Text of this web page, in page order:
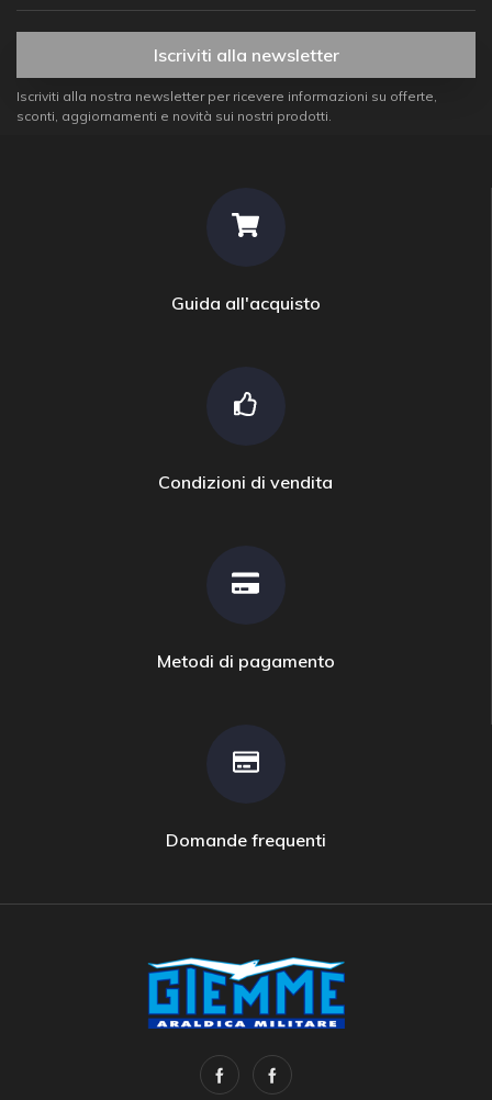
Iscriviti alla newsletter
Iscriviti alla nostra newsletter per ricevere informazioni su offerte,
sconti, aggiornamenti e novità sui nostri prodotti.
Guida all'acquisto
Condizioni di vendita
Metodi di pagamento
Domande frequenti